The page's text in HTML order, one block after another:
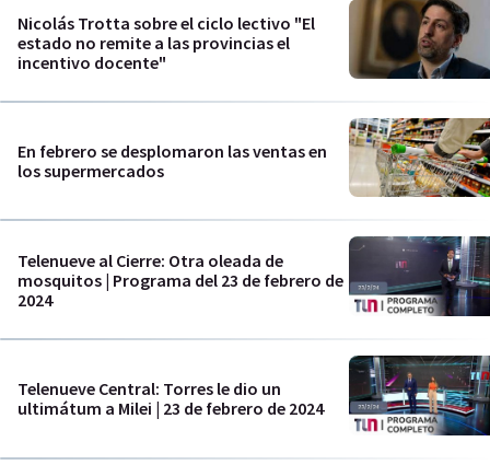
Nicolás Trotta sobre el ciclo lectivo "El
estado no remite a las provincias el
incentivo docente"
En febrero se desplomaron las ventas en
los supermercados
Telenueve al Cierre: Otra oleada de
mosquitos | Programa del 23 de febrero de
2024
Telenueve Central: Torres le dio un
ultimátum a Milei | 23 de febrero de 2024